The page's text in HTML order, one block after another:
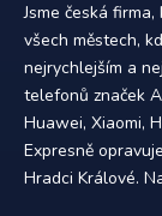
Jsme česká
všech městech,
nejrychlejším a
telefonů značek
Huawei, Xiaomi,
Expresně
Hradci Králové.